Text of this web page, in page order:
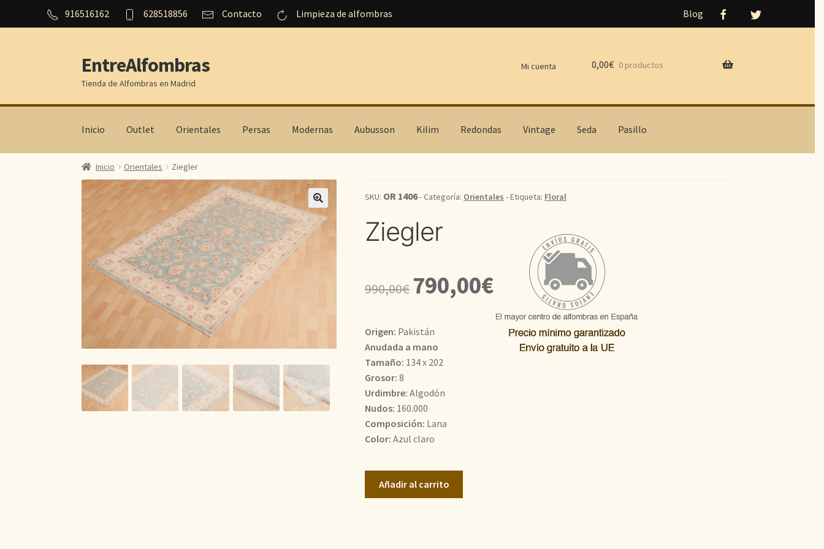
916516162 628518856 Contacto Limpieza de alfombras Blog
Ir
a
la
navegación
Ir
al
contenido
EntreAlfombras
Tienda de Alfombras en Madrid
Mi cuenta
Inicio Outlet Orientales Persas Modernas Aubusson Kilim Redondas Vintage Seda Pasillo
0,00€ 0 productos
Inicio Orientales Ziegler
SKU: OR 1406- Categoría: Orientales - Etiqueta: Floral
Ziegler
990,00€
El
precio
era:
990,00€.
790,00€El
actual
Origen: Pakistán
Anudada a mano
Tamaño: 134 x 202
Grosor: 8
Urdimbre: Algodón
Nudos: 160.000
Composición: Lana
Color: Azul claro
Añadir al carrito